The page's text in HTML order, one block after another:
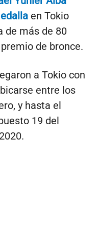
en Tokio
de más de 80
de bronce.
a Tokio con
entre los
y hasta el
19 del